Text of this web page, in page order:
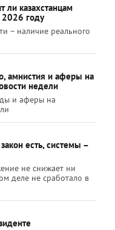
ли казахстанцам
2026 году
– наличие реального
амнистия и аферы на
недели
и аферы на
есть, системы –
не снижает ни
деле не сработало в